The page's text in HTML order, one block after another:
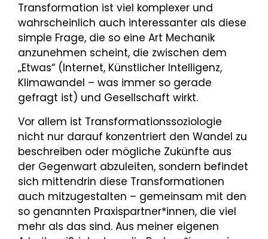
Transformation ist viel komplexer und
wahrscheinlich auch interessanter als diese
simple Frage, die so eine Art Mechanik
anzunehmen scheint, die zwischen dem
„Etwas“ (Internet, Künstlicher Intelligenz,
Klimawandel – was immer so gerade
gefragt ist) und Gesellschaft wirkt.
Vor allem ist Transformationssoziologie
nicht nur darauf konzentriert den Wandel zu
beschreiben oder mögliche Zukünfte aus
der Gegenwart abzuleiten, sondern befindet
sich mittendrin diese Transformationen
auch mitzugestalten – gemeinsam mit den
so genannten Praxispartner*innen, die viel
mehr als das sind. Aus meiner eigenen